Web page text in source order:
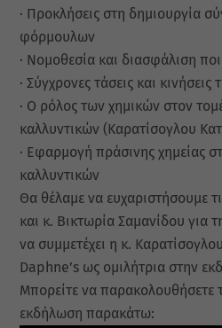
· Προκλήσεις στη δημιουργία
φόρμουλων
· Νομοθεσία και διασφάλιση
· Σύγχρονες τάσεις και κινήσεις
· Ο ρόλος των χημικών στον
καλλυντικών (Καρατίσογλου
· Εφαρμογή πράσινης χημείας
καλλυντικών
Θα θέλαμε να ευχαριστήσουμε
και κ. Βικτωρία Σαμανίδου για
να συμμετέχει η κ.
Daphne’s ως ομιλήτρια στην
Μπορείτε να παρακολουθήσετε
εκδήλωση παρακάτω: